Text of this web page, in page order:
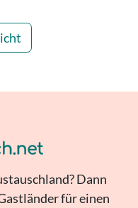
Dann
für einen